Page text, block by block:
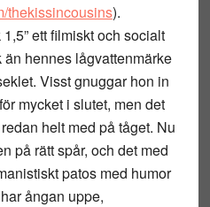
thekissincousins).
ett filmiskt och socialt
hennes lågvattenmärke
Visst gnuggar hon in
mycket i slutet, men det
helt med på tåget. Nu
på rätt spår, och det med
patos med humor
ångan uppe,